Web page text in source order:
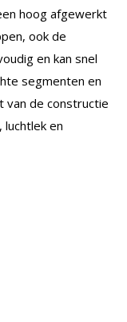
hoog afgewerkt
ook de
en kan snel
segmenten en
van de constructie
en